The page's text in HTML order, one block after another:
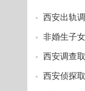
西安出轨
非婚生子
西安调查
西安侦探